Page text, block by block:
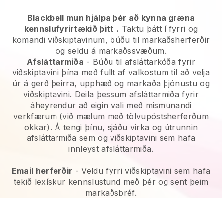
Blackbell mun hjálpa þér að kynna græna
kennslufyrirtækið þitt . Taktu þátt í fyrri og
komandi viðskiptavinum, búðu til markaðsherferðir
og seldu á markaðssvæðum.
Afsláttarmiða - Búðu til afsláttarkóða fyrir
viðskiptavini þína með fullt af valkostum til að velja
úr á gerð þeirra, upphæð og markaða þjónustu og
viðskiptavini. Deila þessum afsláttarmiða fyrir
áheyrendur að eigin vali með mismunandi
verkfærum (við mælum með tölvupóstsherferðum
okkar). Á tengi þínu, sjáðu virka og útrunnin
afsláttarmiða sem og viðskiptavini sem hafa
innleyst afsláttarmiða.
Email herferðir -Veldu fyrri viðskiptavini sem hafa
tekið lexískur kennslustund með þér og sent þeim
markaðsbréf.